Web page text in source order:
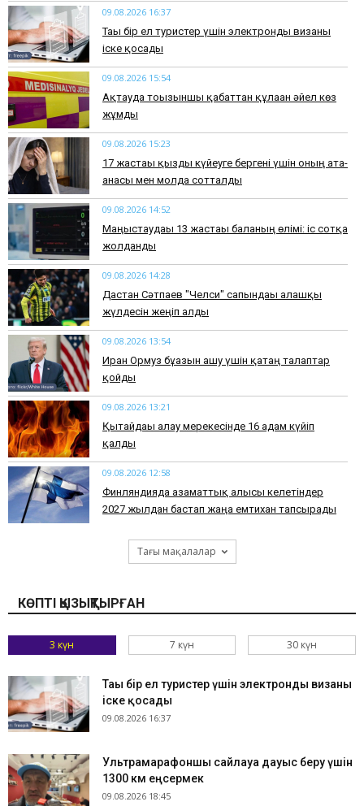
09.08.2026 16:37
Тағы бір ел туристер үшін электронды визаны
іске қосады
09.08.2026 15:54
Ақтауда тоғызыншы қабаттан құлаған әйел көз
жұмды
09.08.2026 15:23
17 жастағы қызды күйеуге бергені үшін оның ата-
анасы мен молда сотталды
09.08.2026 14:52
Маңғыстаудағы 13 жастағы баланың өлімі: іс сотқа
жолданды
09.08.2026 14:28
Дастан Сәтпаев "Челси" сапындағы алғашқы
жүлдесін жеңіп алды
09.08.2026 13:54
Иран Ормуз бұғазын ашу үшін қатаң талаптар
қойды
09.08.2026 13:21
Қытайдағы алау мерекесінде 16 адам күйіп
қалды
09.08.2026 12:58
Финляндияда азаматтық алғысы келетіндер
2027 жылдан бастап жаңа емтихан тапсырады
Тағы мақалалар
КӨПТІ ҚЫЗЫҚТЫРҒАН
3 күн 7 күн 30 күн
Тағы бір ел туристер үшін электронды визаны
іске қосады
09.08.2026 16:37
Ультрамарафоншы сайлауға дауыс беру үшін
1300 км еңсермек
09.08.2026 18:45